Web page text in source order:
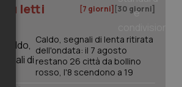
I più letti [7 giorni] [30 giorni]
Caldo, segnali di lenta ritirata
dell'ondata: il 7 agosto
restano 26 città da bollino
rosso, l'8 scendono a 19